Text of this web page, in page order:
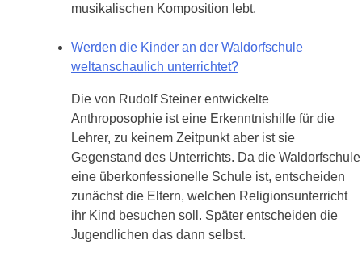
musikalischen Komposition lebt.
Werden die Kinder an der Waldorfschule
weltanschaulich unterrichtet?
Die von Rudolf Steiner entwickelte
Anthroposophie ist eine Erkenntnishilfe für die
Lehrer, zu keinem Zeitpunkt aber ist sie
Gegenstand des Unterrichts. Da die Waldorfschule
eine überkonfessionelle Schule ist, entscheiden
zunächst die Eltern, welchen Religionsunterricht
ihr Kind besuchen soll. Später entscheiden die
Jugendlichen das dann selbst.